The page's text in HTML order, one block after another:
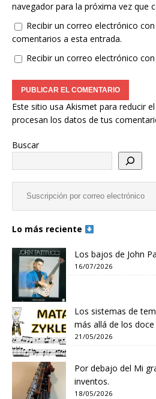
navegador para la próxima vez que
Recibir un correo electrónico
comentarios a esta entrada.
Recibir un correo electrónico
Este sitio usa Akismet para reducir
procesan los datos de tus
Buscar
Lo más reciente
Los bajos de John
16/07/2026
Los sistemas de
más allá de los
21/05/2026
Por debajo del Mi
inventos.
18/05/2026